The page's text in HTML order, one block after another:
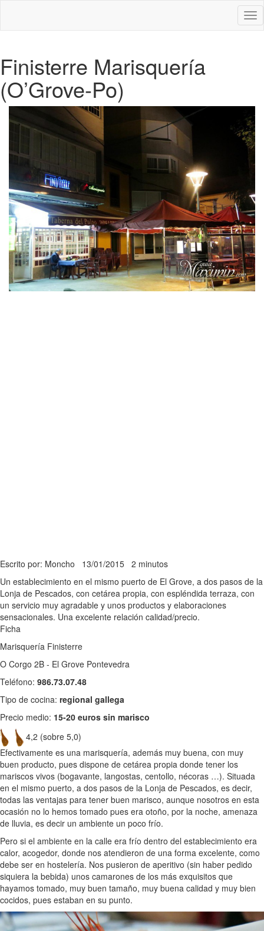
Finisterre Marisquería
(O’Grove-Po)
Escrito por: Moncho 13/01/2015 2 minutos
Un establecimiento en el mismo puerto de El Grove, a dos pasos de la
Lonja de Pescados, con cetárea propia, con espléndida terraza, con
un servicio muy agradable y unos productos y elaboraciones
sensacionales. Una excelente relación calidad/precio.
Ficha
Marisquería Finisterre
O Corgo 2B - El Grove Pontevedra
Teléfono: 986.73.07.48
Tipo de cocina: regional gallega
Precio medio: 15-20 euros sin marisco
4,2 (sobre 5,0)
Efectivamente es una marisquería, además muy buena, con muy
buen producto, pues dispone de cetárea propia donde tener los
mariscos vivos (bogavante, langostas, centollo, nécoras …). Situada
en el mismo puerto, a dos pasos de la Lonja de Pescados, es decir,
todas las ventajas para tener buen marisco, aunque nosotros en esta
ocasión no lo hemos tomado pues era otoño, por la noche, amenaza
de lluvia, es decir un ambiente un poco frío.
Pero si el ambiente en la calle era frío dentro del establecimiento era
calor, acogedor, donde nos atendieron de una forma excelente, como
debe ser en hostelería. Nos pusieron de aperitivo (sin haber pedido
siquiera la bebida) unos camarones de los más exquisitos que
hayamos tomado, muy buen tamaño, muy buena calidad y muy bien
cocidos, pues estaban en su punto.